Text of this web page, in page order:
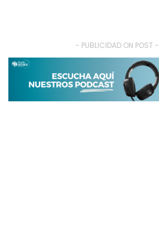
- PUBLICIDAD ON POST -